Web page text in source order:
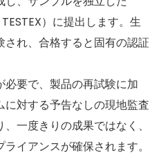
）に提出します。生
れ、合格すると固有の認証
要で、製品の再試験に加
対する予告なしの現地監査
一度きりの成果ではなく、
イアンスが確保されます。